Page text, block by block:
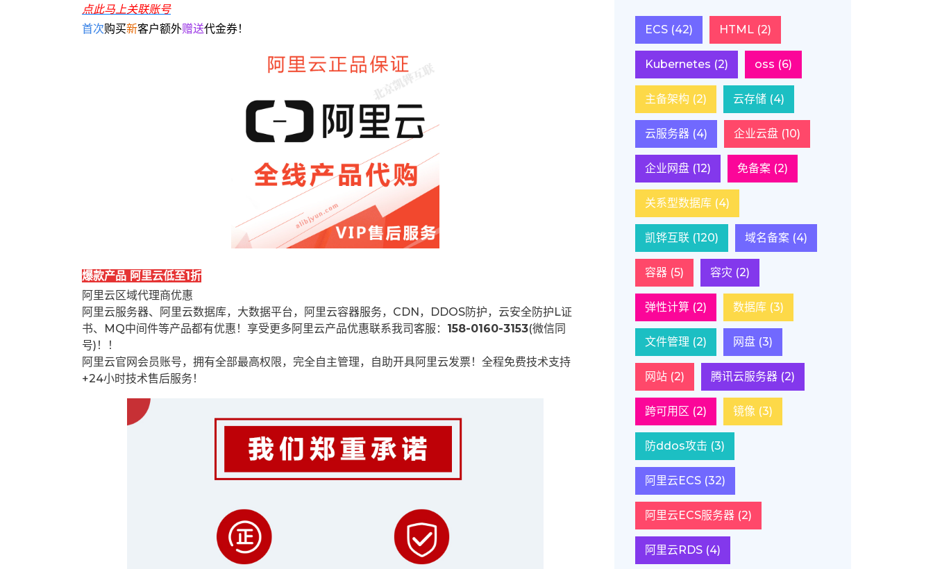
点此马上关联账号
首次购买新客户额外赠送代金券！
爆款产品 阿里云低至1折
阿里云区域代理商优惠
阿里云服务器、阿里云数据库，大数据平台，阿里云容器服务，CDN，DDOS防护，云安全防护L证
书、MQ中间件等产品都有优惠！享受更多阿里云产品优惠联系我司客服： 158-0160-3153(微信同
号)！！
阿里云官网会员账号，拥有全部最高权限，完全自主管理，自助开具阿里云发票！全程免费技术支持
+24小时技术售后服务！
ECS(42) HTML(2)
Kubernetes (2) oss (6)
主备架构 (2) 云存储(4)
云服务器(4) 企业云盘(10)
企业网盘(12) 免备案(2)
关系型数据库(4)
凯铧互联(120) 域名备案(4)
容器(5) 容灾 (2)
弹性计算(2) 数据库(3)
文件管理 (2) 网盘(3)
网站(2) 腾讯云服务器(2)
跨可用区 (2) 镜像 (3)
防ddos攻击 (3)
阿里云ECS(32)
阿里云ECS服务器(2)
阿里云RDS(4)